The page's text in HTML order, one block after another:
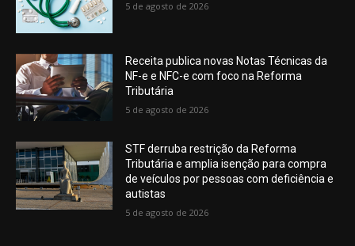
5 de agosto de 2026
Receita publica novas Notas Técnicas da
NF-e e NFC-e com foco na Reforma
Tributária
5 de agosto de 2026
STF derruba restrição da Reforma
Tributária e amplia isenção para compra
de veículos por pessoas com deficiência e
autistas
5 de agosto de 2026